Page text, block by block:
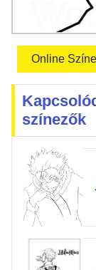
Online
színezők